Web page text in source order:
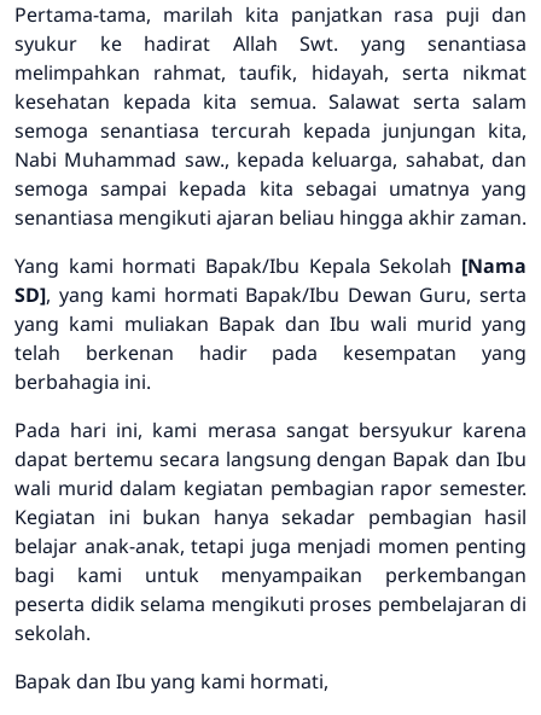
Pertama-tama, marilah kita panjatkan rasa puji dan
syukur ke hadirat Allah Swt. yang senantiasa
melimpahkan rahmat, taufik, hidayah, serta nikmat
kesehatan kepada kita semua. Salawat serta salam
semoga senantiasa tercurah kepada junjungan kita,
Nabi Muhammad saw., kepada keluarga, sahabat, dan
semoga sampai kepada kita sebagai umatnya yang
senantiasa mengikuti ajaran beliau hingga akhir zaman.
Yang kami hormati Bapak/Ibu Kepala Sekolah [Nama
SD], yang kami hormati Bapak/Ibu Dewan Guru, serta
yang kami muliakan Bapak dan Ibu wali murid yang
telah berkenan hadir pada kesempatan yang
berbahagia ini.
Pada hari ini, kami merasa sangat bersyukur karena
dapat bertemu secara langsung dengan Bapak dan Ibu
wali murid dalam kegiatan pembagian rapor semester.
Kegiatan ini bukan hanya sekadar pembagian hasil
belajar anak-anak, tetapi juga menjadi momen penting
bagi kami untuk menyampaikan perkembangan
peserta didik selama mengikuti proses pembelajaran di
sekolah.
Bapak dan Ibu yang kami hormati,